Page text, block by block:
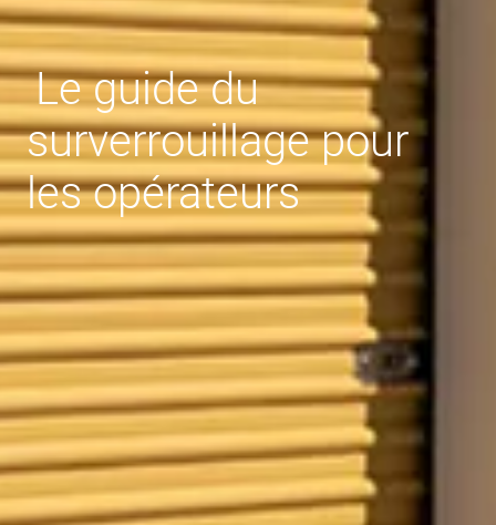
Le guide du
surverrouillage pour
les opérateurs